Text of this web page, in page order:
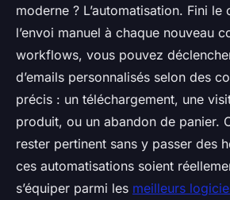
moderne ? L’automatisation. Fini
l’envoi manuel à chaque nouveau
workflows, vous pouvez
d’emails personnalisés selon des
précis : un téléchargement, une
produit, ou un abandon de panier.
rester pertinent sans y passer des
ces automatisations soient
s’équiper parmi les meilleurs